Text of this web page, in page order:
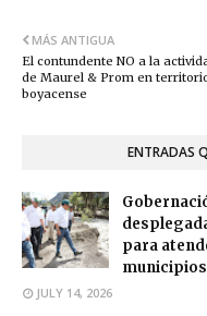
MÁS ANTIGUA
El contundente NO a la
de Maurel & Prom en
boyacense
ENTRADAS
para
municipios
JULY 14, 2026